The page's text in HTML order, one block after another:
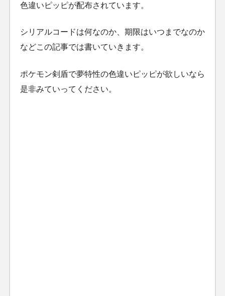
色違いピッピが配布されています。
シリアルコードは何なのか、期限はいつまでなのか
などこの記事では書いていきます。
ポケモン剣盾で夢特性の色違いピッピが欲しいなら
是非みていってください。